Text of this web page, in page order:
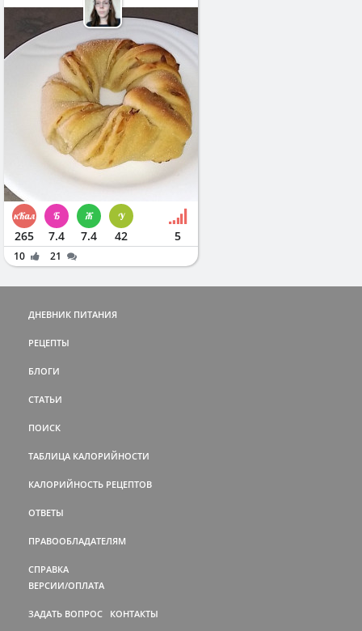
265 7.4 7.4 42 5
10 21
ДНЕВНИК ПИТАНИЯ
РЕЦЕПТЫ
БЛОГИ
СТАТЬИ
ПОИСК
ТАБЛИЦА КАЛОРИЙНОСТИ
КАЛОРИЙНОСТЬ РЕЦЕПТОВ
ОТВЕТЫ
ПРАВООБЛАДАТЕЛЯМ
СПРАВКА
ВЕРСИИ/ОПЛАТА
ЗАДАТЬ ВОПРОС КОНТАКТЫ